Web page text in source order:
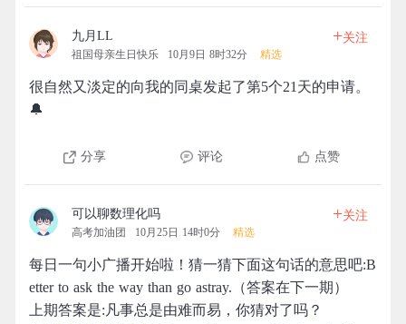
九月LL
祖国母亲生日快乐 10月9日 8时32分 精选
+关注
很自然又淡定的向我的同桌发起了第5个21天的申请。
🔔
分享 评论 点赞
可以聊数理化吗
高考加油团 10月25日 14时0分 精选
+关注
每日一句小广播开始啦！猜一猜下面这句话的意思吧:B
etter to ask the way than go astray.（答案在下一期）
上期答案是:凡事总是由难而易，你猜对了吗？